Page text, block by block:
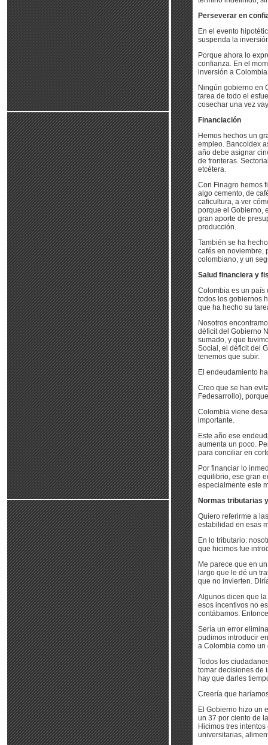
Perseverar en
En el evento
suspenda la
Porque ahora lo
confianza. En el
inversión a
Ningún gobierno en
tarea de todo el
cosechar una vez
Financiación
Hemos hechos un
empleo. Bancoldex
año debe asignar
de fronteras.
etcétera.
Con Finagro hemos
algo cemento, de
caficultura, a ver
porque el Gobierno,
gran aporte de
producción.
También se ha
cafés en noviembre,
colombiano, y un
Salud financiera y
Colombia es un país
todos los gobiernos
que ha hecho su
Nosotros
déficit del Gobierno
sumado, y que
Social, el déficit del
tenemos que subir.
El endeudamiento
Creo que se han
Fedesarrollo),
Colombia viene
importante.
Este año ese
aumenta un poco.
para conciliar en
Por financiar lo
equilibrio, ese gran
especialmente este
Normas tributarias
Quiero referirme a
estabilidad en esas
En lo tributario:
que hicimos fue
Me parece que en
largo que le dé un
que no invierten.
Algunos dicen que
esos incentivos no
contábamos.
Sería un error
pudimos introducir
a Colombia como
Todos los
tomar decisiones de
hay que darles
Creería que
El Gobierno hizo un
un 37 por ciento de
Hicimos tres
universitarias,